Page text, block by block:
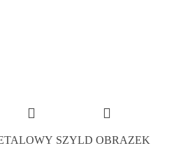
SZYLD OBRAZEK